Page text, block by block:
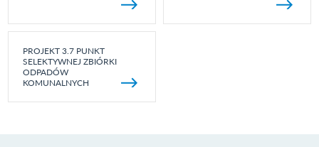
PROJEKT 3.7 PUNKT
SELEKTYWNEJ ZBIÓRKI
ODPADÓW
KOMUNALNYCH